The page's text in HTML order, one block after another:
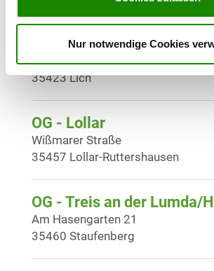
Nur notwendige Cookies
OG - Lich/Oberhessen
Am Schäferling
35423 Lich
OG - Lollar
Wißmarer Straße
35457 Lollar-Ruttershausen
OG - Treis an der Lumda/
Am Hasengarten 21
35460 Staufenberg